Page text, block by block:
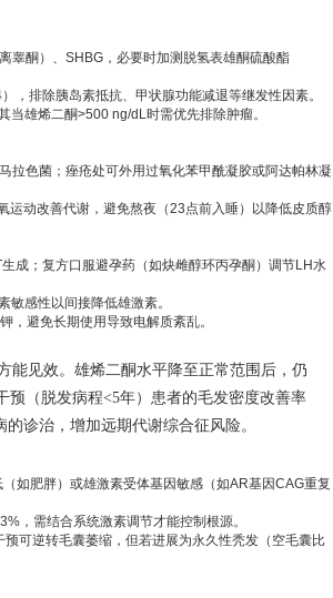
睾酮）、SHBG，必要时加测脱氢表雄酮硫酸酯
，排除胰岛素抵抗、甲状腺功能减退等继发性因素。
当雄烯二酮>500 ng/dL时需优先排除肿瘤。
拉色菌；痤疮处可外用过氧化苯甲酰凝胶或阿达帕林凝
运动改善代谢，避免熬夜（23点前入睡）以降低皮质醇
成；复方口服避孕药（如炔雌醇环丙孕酮）调节LH水
敏感性以间接降低雄激素。
，避免长期使用导致电解质紊乱。
能见效。雄烯二酮水平降至正常范围后，仍
预（脱发病程<5年）患者的毛发密度改善率
诊治，增加远期代谢综合征风险。
如肥胖）或雄激素受体基因敏感（如AR基因CAG重复
，需结合系统激素调节才能控制根源。
可逆转毛囊萎缩，但若进展为永久性秃发（空毛囊比